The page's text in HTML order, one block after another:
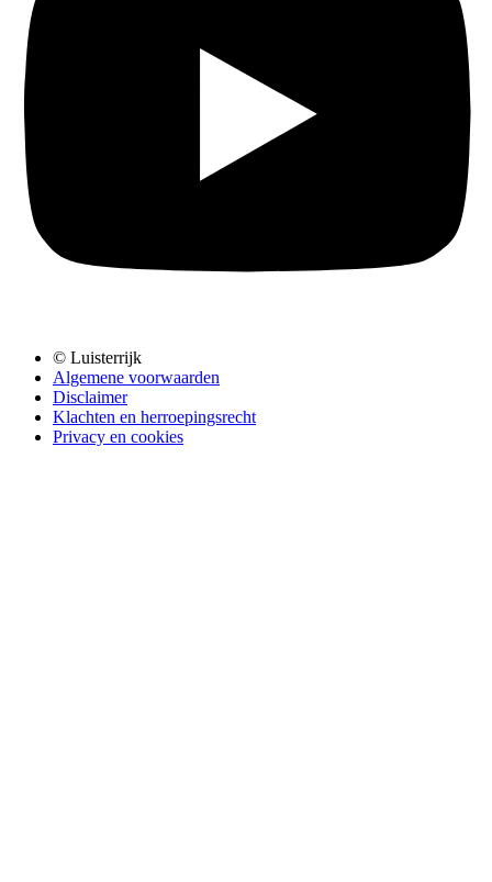
© Luisterrijk
Algemene voorwaarden
Disclaimer
Klachten en herroepingsrecht
Privacy en cookies